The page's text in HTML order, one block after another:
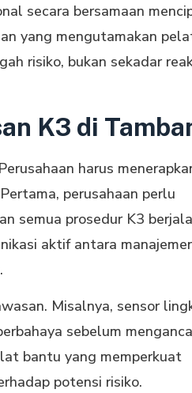
secara bersamaan
yang mengutamakan
risiko, bukan sekadar
K3 di
harus
perusahaan perlu
semua prosedur K3
aktif antara
Misalnya, sensor
sebelum
bantu yang memperkuat
potensi risiko.